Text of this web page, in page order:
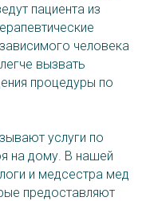
пациента из
человека
вызвать
процедуры по
услуги по
на дому. В нашей
и медсестра мед
предоставляют